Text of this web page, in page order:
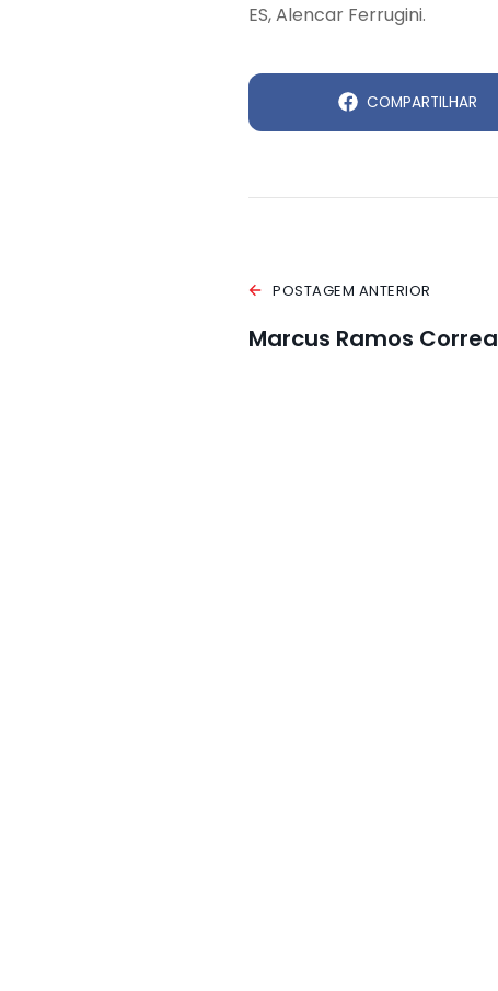
ES, Alencar Ferrugini.
COMPARTILHAR
POSTAGEM ANTERIOR
Marcus Ramos Correa